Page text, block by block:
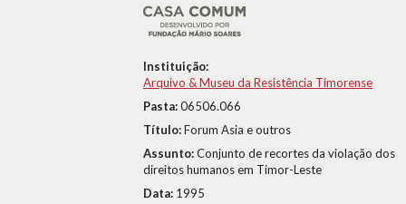
Instituição:
Arquivo & Museu da Resistência Timorense
Pasta:06506.066
Título:Forum Asia e outros
Assunto:Conjunto de recortes da violação dos
direitos humanos em Timor-Leste
Data: 1995